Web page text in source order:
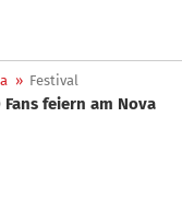
» Festival
Fans feiern am Nova